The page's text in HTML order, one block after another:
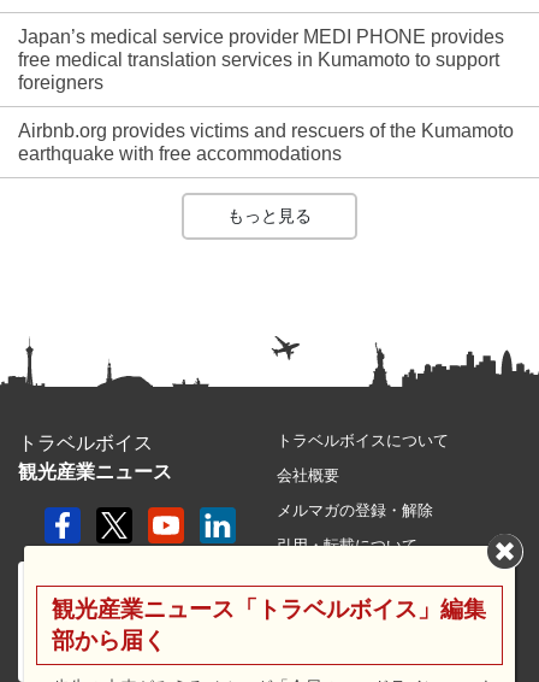
Japan’s medical service provider MEDI PHONE provides
free medical translation services in Kumamoto to support
foreigners
Airbnb.org provides victims and rescuers of the Kumamoto
earthquake with free accommodations
もっと見る
トラベルボイス
観光産業ニュース
トラベルボイスについて
会社概要
メルマガの登録・解除
引用・転載について
利用規約
観光産業ニュース「トラベルボイス」編集
部から届く